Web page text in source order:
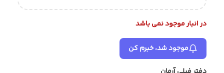
در انبار موجود نمی باشد
موجود شد، خبرم کن